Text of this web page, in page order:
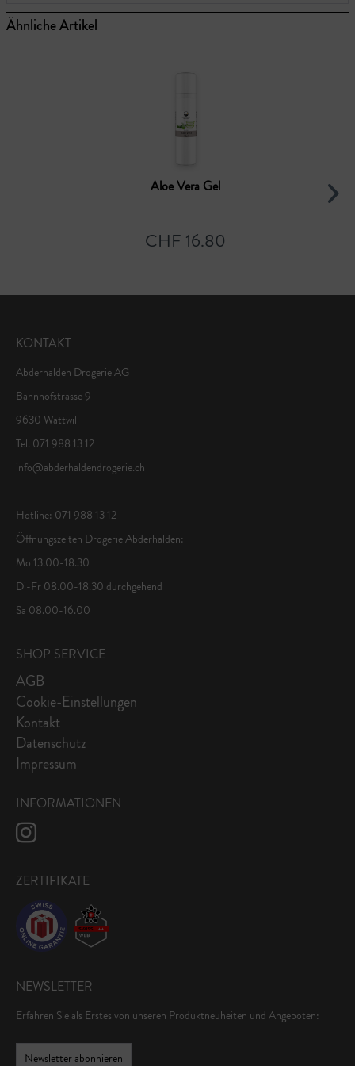
Ähnliche Artikel
Aloe Vera Gel
CHF 16.80
KONTAKT
Abderhalden Drogerie AG
Bahnhofstrasse 9
9630 Wattwil
Tel. 071 988 13 12
info@abderhaldendrogerie.ch
Hotline: 071 988 13 12
Öffnungszeiten Drogerie Abderhalden:
Mo 13.00-18.30
Di-Fr 08.00-18.30 durchgehend
Sa 08.00-16.00
SHOP SERVICE
AGB
Cookie-Einstellungen
Kontakt
Datenschutz
Impressum
INFORMATIONEN
ZERTIFIKATE
NEWSLETTER
Erfahren Sie als Erstes von unseren Produktneuheiten und Angeboten:
Newsletter abonnieren